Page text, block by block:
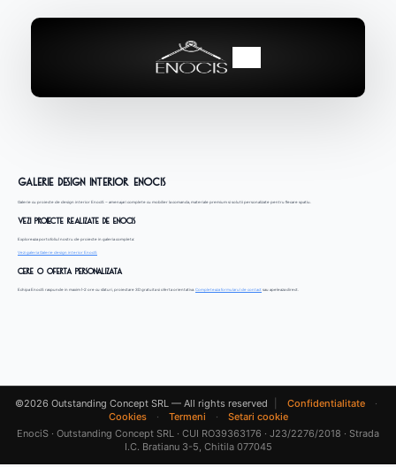
Galerie design interior EnociS
Galerie cu proiecte de design interior EnociS – amenajari complete cu mobilier la comanda, materiale premium si solutii personalizate pentru fiecare spatiu.
Vezi proiecte realizate de EnociS
Exploreaza portofoliul nostru de proiecte in galeria completa:
Vezi galeria Galerie design interior EnociS
Cere o oferta personalizata
Echipa EnociS raspunde in maxim 1-2 ore cu sfaturi, proiectare 3D gratuita si oferta orientativa. Completeaza formularul de contact sau apeleaza direct.
©2026 Outstanding Concept SRL — All rights reserved Confidentialitate
·
Cookies
· Termeni ·
Setari cookie
EnociS · Outstanding Concept SRL · CUI RO39363176 · J23/2276/2018 · Strada
I.C. Bratianu 3-5, Chitila 077045